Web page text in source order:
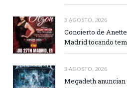
3 AGOSTO, 2026
Concierto de
Madrid tocando
3 AGOSTO, 2026
Megadeth